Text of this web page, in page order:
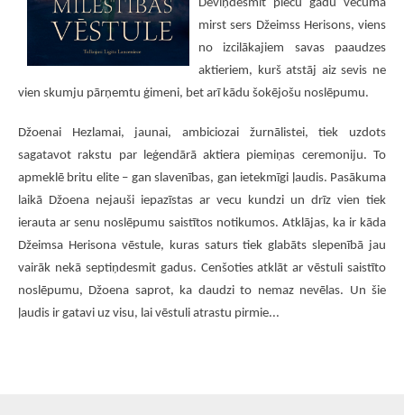
Deviņdesmit piecu gadu vecumā
mirst sers Džeimss Herisons, viens
no izcilākajiem savas paaudzes
aktieriem, kurš atstāj aiz sevis ne
vien skumju pārņemtu ģimeni, bet arī kādu šokējošu noslēpumu.
Džoenai Hezlamai, jaunai, ambiciozai žurnālistei, tiek uzdots
sagatavot rakstu par leģendārā aktiera piemiņas ceremoniju. To
apmeklē britu elite – gan slavenības, gan ietekmīgi ļaudis. Pasākuma
laikā Džoena nejauši iepazīstas ar vecu kundzi un drīz vien tiek
ierauta ar senu noslēpumu saistītos notikumos. Atklājas, ka ir kāda
Džeimsa Herisona vēstule, kuras saturs tiek glabāts slepenībā jau
vairāk nekā septiņdesmit gadus. Cenšoties atklāt ar vēstuli saistīto
noslēpumu, Džoena saprot, ka daudzi to nemaz nevēlas. Un šie
ļaudis ir gatavi uz visu, lai vēstuli atrastu pirmie...